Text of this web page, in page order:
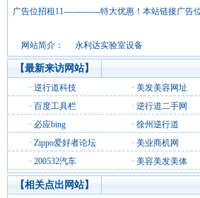
广告位招租11-------------特大优惠！本站链接广告
网站简介：
永利达实验室设备
【最新来访网站】
· 逆行道科技 · 美发美容网址
· 百度工具栏 · 逆行道二手网
· 必应bing · 徐州逆行道
· Zippo爱好者论坛 · 美业商机网
· 200532汽车 · 美容美发美体
【相关点出网站】